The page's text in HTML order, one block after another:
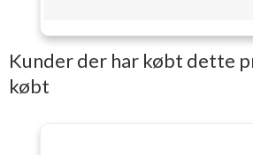
Kunder der har købt dette
købt